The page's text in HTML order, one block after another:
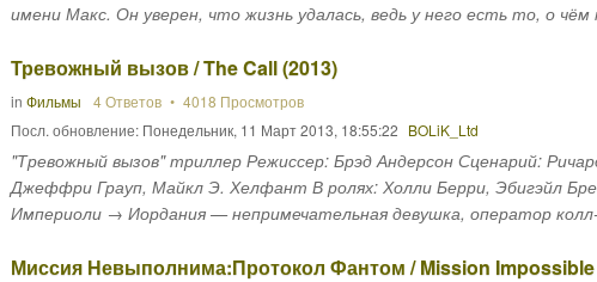
имени Макс. Он уверен, что жизнь удалась, ведь у него есть то, о
Тревожный вызов / The Call (2013)
in Фильмы 4 Ответов
4018 Просмотров
Посл. обновление: Понедельник, 11 Март 2013, 18:55:22 BOLiK_Ltd
"Тревожный вызов" триллер Режиссер: Брэд Андерсон Сценарий:
Джеффри Грауп, Майкл Э. Хелфант В ролях: Холли Берри, Эбигэйл
Империоли → Иордания — непримечательная девушка, оператор
Миссия Невыполнима:Протокол Фантом / Mission Impossible